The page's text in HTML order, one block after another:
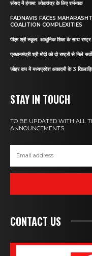
संसद में हंगामा: लोकतंत्र के लिए शर्मनाक
FADNAVIS FACES
COALITION COMPLEXITIES
पीएम श्री स्कूल: आधुनिक शिक्षा के साथ
प्रधानमंत्री श्री मोदी को दो राष्ट्रों से मिले
जोहर कप में मध्यप्रदेश अकादमी के 3
STAY IN TOUCH
TO BE UPDATED WITH ALL
ANNOUNCEMENTS.
CONTACT US